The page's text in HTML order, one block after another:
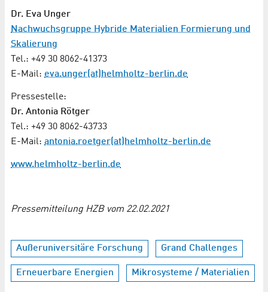
Dr. Eva Unger
Nachwuchsgruppe Hybride Materialien Formierung und
Skalierung
Tel.: +49 30 8062-41373
E-Mail: eva.unger(at)helmholtz-berlin.de
Pressestelle:
Dr. Antonia Rötger
Tel.: +49 30 8062-43733
E-Mail: antonia.roetger(at)helmholtz-berlin.de
www.helmholtz-berlin.de
Pressemitteilung HZB vom 22.02.2021
Außeruniversitäre Forschung Grand Challenges
Erneuerbare Energien Mikrosysteme / Materialien